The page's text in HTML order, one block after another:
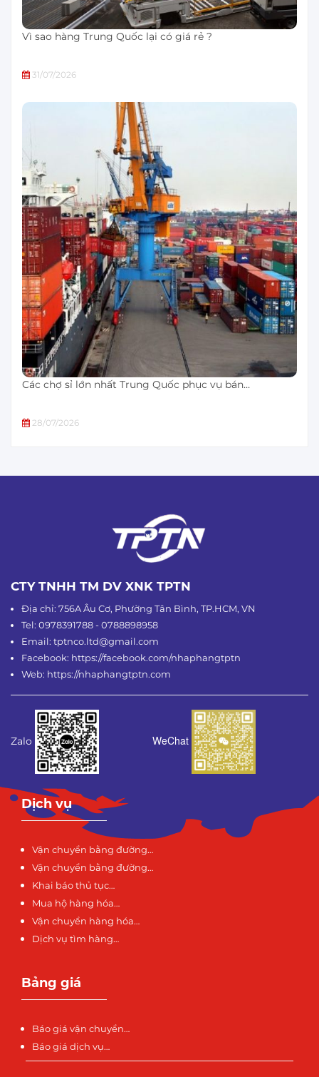
Vì sao hàng Trung Quốc lại có giá rẻ ?
31/07/2026
Các chợ sỉ lớn nhất Trung Quốc phục vụ bán…
28/07/2026
CTY TNHH TM DV XNK TPTN
Địa chỉ: 756A Âu Cơ, Phường Tân Bình, TP.HCM, VN
Tel: 0978391788 - 0788898958
Email: tptnco.ltd@gmail.com
Facebook: https://facebook.com/nhaphangtptn
Web: https://nhaphangtptn.com
Zalo WeChat
Dịch vụ
Vận chuyển bằng đường…
Vận chuyển bằng đường…
Khai báo thủ tục…
Mua hộ hàng hóa…
Vận chuyển hàng hóa…
Dịch vụ tìm hàng…
Bảng giá
Báo giá vận chuyển…
Báo giá dịch vụ…